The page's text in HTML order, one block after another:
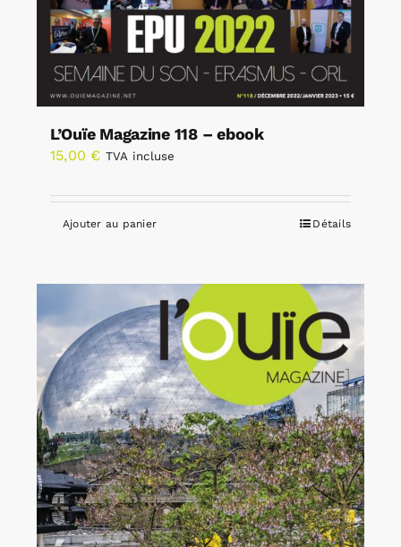
L’Ouïe Magazine 118 – ebook
15,00 € TVA incluse
Ajouter au panier Détails